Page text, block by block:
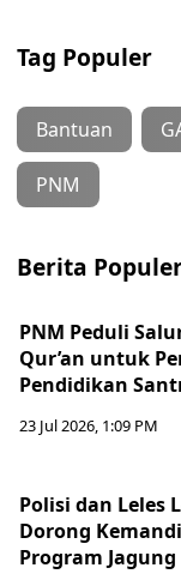
Tag Populer
Bantuan
PNM
Berita
PNM Peduli
Qur’an untuk
Pendidikan
23 Jul 2026, 1:09 PM
Polisi dan Leles
Dorong
Program Jagung